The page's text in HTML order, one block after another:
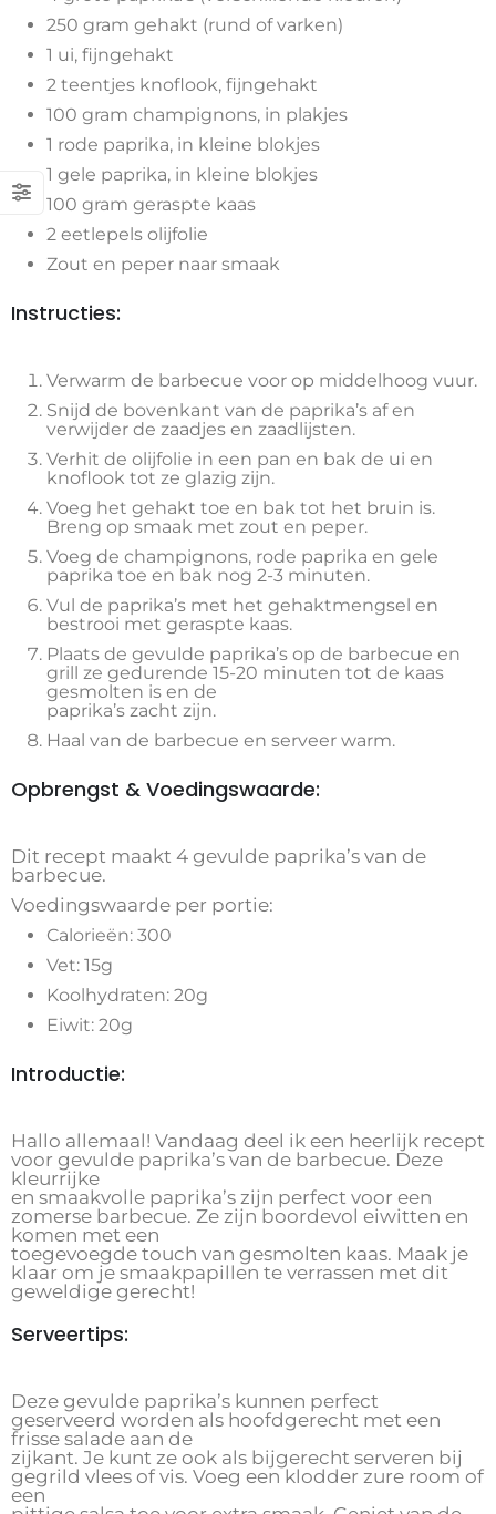
250 gram gehakt (rund of varken)
1 ui, fijngehakt
2 teentjes knoflook, fijngehakt
100 gram champignons, in plakjes
1 rode paprika, in kleine blokjes
1 gele paprika, in kleine blokjes
100 gram geraspte kaas
2 eetlepels olijfolie
Zout en peper naar smaak
Instructies:
Verwarm de barbecue voor op middelhoog vuur.
Snijd de bovenkant van de paprika’s af en
verwijder de zaadjes en zaadlijsten.
Verhit de olijfolie in een pan en bak de ui en
knoflook tot ze glazig zijn.
Voeg het gehakt toe en bak tot het bruin is.
Breng op smaak met zout en peper.
Voeg de champignons, rode paprika en gele
paprika toe en bak nog 2-3 minuten.
Vul de paprika’s met het gehaktmengsel en
bestrooi met geraspte kaas.
Plaats de gevulde paprika’s op de barbecue en
grill ze gedurende 15-20 minuten tot de kaas
gesmolten is en de
paprika’s zacht zijn.
Haal van de barbecue en serveer warm.
Opbrengst & Voedingswaarde:
Dit recept maakt 4 gevulde paprika’s van de
barbecue.
Voedingswaarde per portie:
Calorieën: 300
Vet: 15g
Koolhydraten: 20g
Eiwit: 20g
Introductie:
Hallo allemaal! Vandaag deel ik een heerlijk recept
voor gevulde paprika’s van de barbecue. Deze
kleurrijke
en smaakvolle paprika’s zijn perfect voor een
zomerse barbecue. Ze zijn boordevol eiwitten en
komen met een
toegevoegde touch van gesmolten kaas. Maak je
klaar om je smaakpapillen te verrassen met dit
geweldige gerecht!
Serveertips:
Deze gevulde paprika’s kunnen perfect
geserveerd worden als hoofdgerecht met een
frisse salade aan de
zijkant. Je kunt ze ook als bijgerecht serveren bij
gegrild vlees of vis. Voeg een klodder zure room of
een